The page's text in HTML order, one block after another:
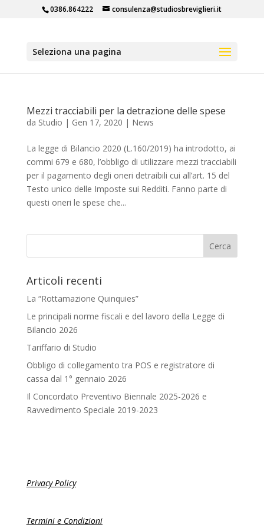
0386.864222 consulenza@studiosbreviglieri.it
Seleziona una pagina
Mezzi tracciabili per la detrazione delle spese
da Studio | Gen 17, 2020 | News
La legge di Bilancio 2020 (L.160/2019) ha introdotto, ai
commi 679 e 680, l’obbligo di utilizzare mezzi tracciabili
per il pagamento degli oneri detraibili cui all’art. 15 del
Testo unico delle Imposte sui Redditi. Fanno parte di
questi oneri le spese che...
Articoli recenti
La “Rottamazione Quinquies”
Le principali norme fiscali e del lavoro della Legge di
Bilancio 2026
Tariffario di Studio
Obbligo di collegamento tra POS e registratore di
cassa dal 1° gennaio 2026
Il Concordato Preventivo Biennale 2025-2026 e
Ravvedimento Speciale 2019-2023
Privacy Policy
Termini e Condizioni